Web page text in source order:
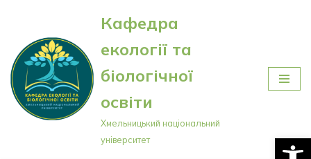
Перейти
до
вмісту
Кафедра
екології та
біологічної
освіти
Хмельницький національний
університет